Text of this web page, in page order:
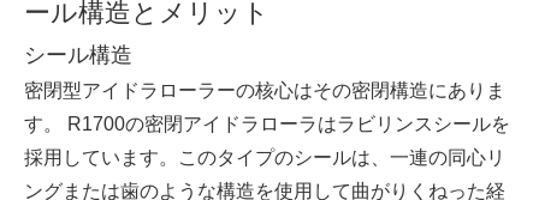
ール構造とメリット
シール構造
密閉型アイドラローラーの核心はその密閉構造にありま
す。 R1700の密閉アイドラローラはラビリンスシールを
採用しています。このタイプのシールは、一連の同心リ
ングまたは歯のような構造を使用して曲がりくねった経